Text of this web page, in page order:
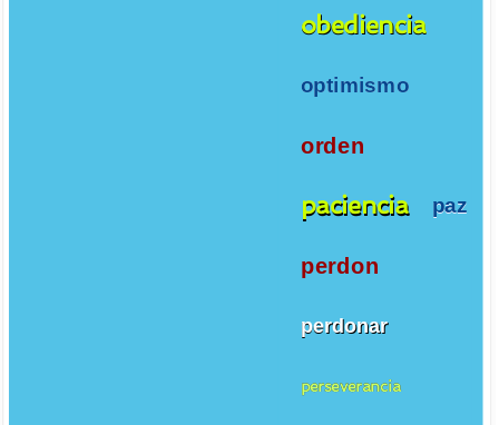
obediencia
optimismo
orden
paciencia paz
perdon
perdonar
perseverancia